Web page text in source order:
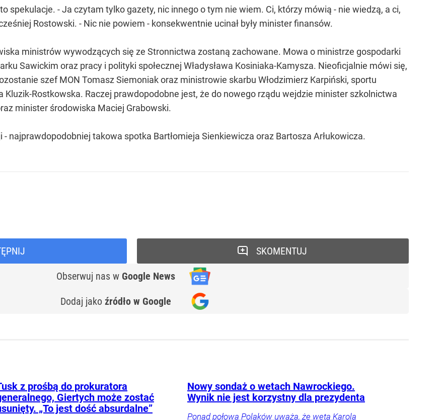
spekulacje. - Ja czytam tylko gazety, nic innego o tym nie wiem. Ci, którzy mówią - nie wiedzą, a ci,
Rostowski. - Nic nie powiem - konsekwentnie ucinał były minister finansów.
ministrów wywodzących się ze Stronnictwa zostaną zachowane. Mowa o ministrze gospodarki
Sawickim oraz pracy i polityki społecznej Władysława Kosiniaka-Kamysza. Nieoficjalnie mówi się,
szef MON Tomasz Siemoniak oraz ministrowie skarbu Włodzimierz Karpiński, sportu
Kluzik-Rostkowska. Raczej prawdopodobne jest, że do nowego rządu wejdzie minister szkolnictwa
minister środowiska Maciej Grabowski.
najprawdopodobniej takowa spotka Bartłomieja Sienkiewicza oraz Bartosza Arłukowicza.
Obserwuj nas w Google News
Dodaj jako źródło w Google
SKOMENTUJ
z prośbą do prokuratora
Giertych może zostać
„To jest dość absurdalne”
Nowy sondaż o wetach Nawrockiego.
Wynik nie jest korzystny dla prezydenta
Ponad połowa Polaków uważa, że weta Karola